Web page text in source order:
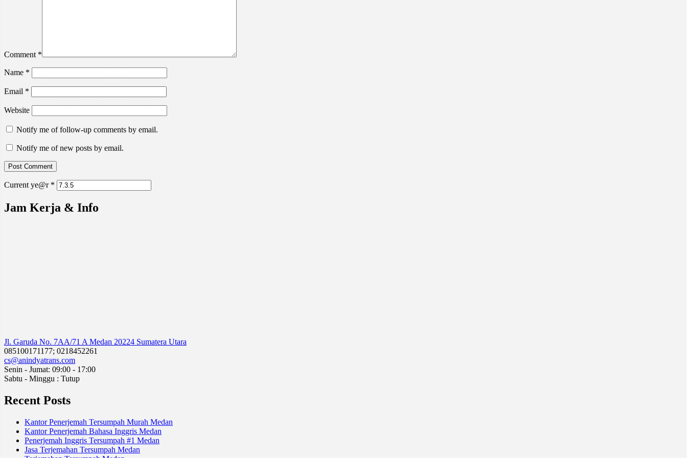
Comment*
Name*
Email*
Website
Notify me of follow-up comments by email.
Notify me of new posts by email.
Current ye@r*
Jam Kerja & Info
Jl. Garuda No. 7AA/71 A Medan 20224 Sumatera Utara
085100171177; 0218452261
cs@anindyatrans.com
Senin - Jumat: 09:00 - 17:00
Sabtu - Minggu : Tutup
Recent Posts
Kantor Penerjemah Tersumpah Murah Medan
Kantor Penerjemah Bahasa Inggris Medan
Penerjemah Inggris Tersumpah #1 Medan
Jasa Terjemahan Tersumpah Medan